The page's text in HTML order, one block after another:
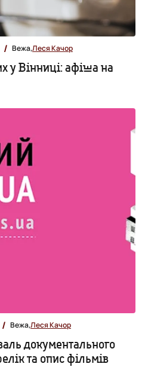
Вежа,Леся Качор
у Вінниці: афіша на
Вежа,Леся Качор
документального
та опис фільмів